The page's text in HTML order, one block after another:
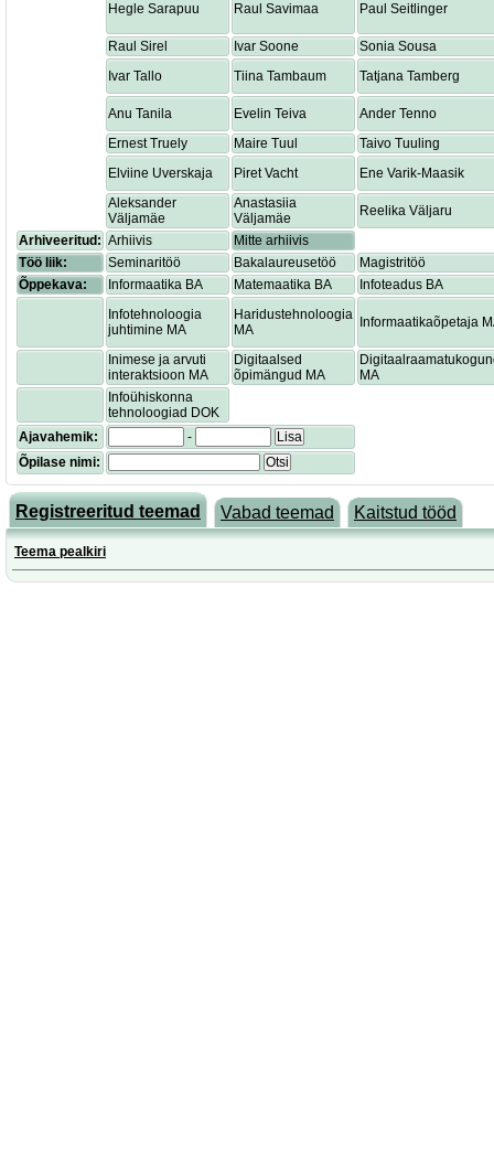
Hegle Sarapuu Raul Savimaa Paul Seitlinger
Raul Sirel Ivar Soone
Sonia Sousa
Ivar Tallo
Tiina Tambaum Tatjana Tamberg
Anu Tanila Evelin Teiva
Ander Tenno
Ernest Truely
Maire Tuul
Taivo Tuuling
Elviine Uverskaja
Piret Vacht
Ene Varik-Maasik
Aleksander
Väljamäe
Anastasiia
Väljamäe
Reelika Väljaru
Arhiveeritud: Arhiivis
Mitte arhiivis
Töö liik:
Seminaritöö Bakalaureusetöö
Magistritöö
Õppekava:
Informaatika BA Matemaatika BA
Infoteadus BA
Infotehnoloogia
juhtimine MA
Haridustehnoloogia
MA
Informaatikaõpetaja
Inimese ja arvuti
interaktsioon MA
Digitaalsed
õpimängud MA
MA
Infoühiskonna
tehnoloogiad DOK
Ajavahemik:
-
Lisa
Õpilase nimi:
Otsi
Registreeritud teemad Vabad teemad Kaitstud tööd
Teema pealkiri